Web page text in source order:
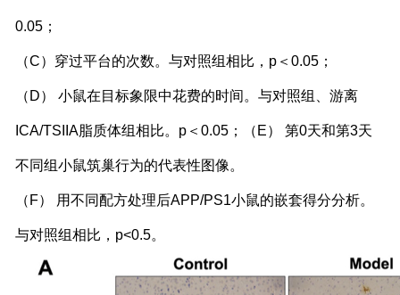
0.05；
（C）穿过平台的次数。与对照组相比， p＜ 0.05；
（ D） 小鼠在目标象限中花费的时间。与对照组、游离
ICA/TSIIA脂质体组相比。 p＜ 0.05；（ E） 第0天和第3天
不同组小鼠筑巢行为的代表性图像。
（ F） 用不同配方处理后APP/PS1小鼠的嵌套得分分析。
与对照组相比， p<0.5。